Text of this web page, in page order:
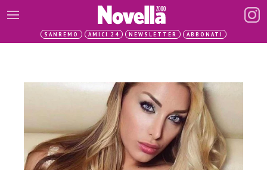
SANREMO AMICI 24 NEWSLETTER ABBONATI